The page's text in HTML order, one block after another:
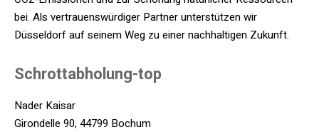
bei. Als vertrauenswürdiger Partner unterstützen wir
Düsseldorf auf seinem Weg zu einer nachhaltigen Zukunft.
Schrottabholung-top
Nader Kaisar
Girondelle 90, 44799 Bochum